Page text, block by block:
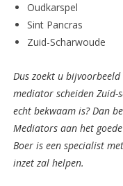
Oudkarspel
Sint Pancras
Zuid-Scharwoude
Dus zoekt u
mediator scheiden
echt bekwaam is? Dan
Mediators aan het
Boer is een specialist
inzet zal helpen.